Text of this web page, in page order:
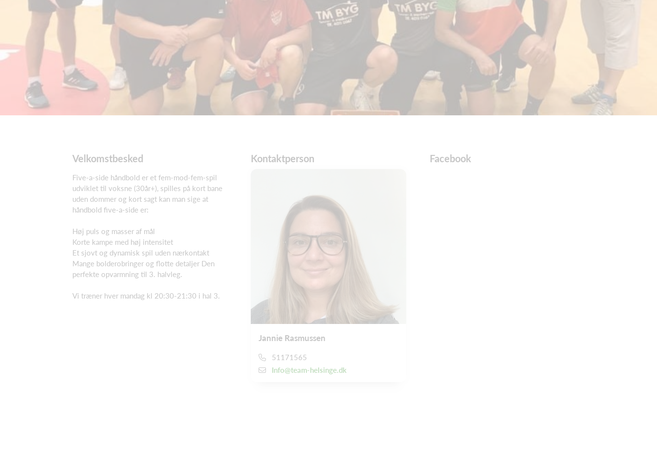
Velkomstbesked
Five-a-side håndbold er et fem-mod-fem-spil
udviklet til voksne (30år+), spilles på kort bane
uden dommer og kort sagt kan man sige at
håndbold five-a-side er:
Høj puls og masser af mål
Korte kampe med høj intensitet
Et sjovt og dynamisk spil uden nærkontakt
Mange bolderobringer og flotte detaljer Den
perfekte opvarmning til 3. halvleg.
Vi træner hver mandag kl 20:30-21:30 i hal 3.
Kontaktperson
Jannie Rasmussen
51171565
Info@team-helsinge.dk
Facebook